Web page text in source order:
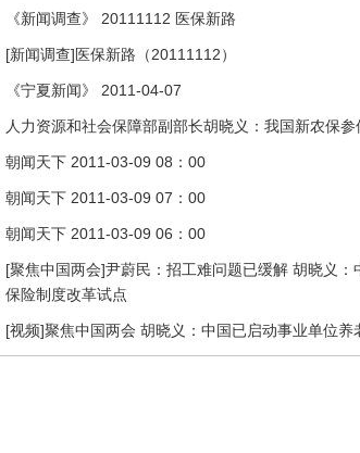
《新闻调查》 20111112 医保新路
[新闻调查]医保新路（20111112）
《宁夏新闻》 2011-04-07
人力资源和社会保障部副部长胡晓义：我国新农保
朝闻天下 2011-03-09 08：00
朝闻天下 2011-03-09 07：00
朝闻天下 2011-03-09 06：00
[聚焦中国两会]尹蔚民：招工难问题已缓解 胡晓义
保险制度改革试点
[视频]聚焦中国两会 胡晓义：中国已启动事业单位养